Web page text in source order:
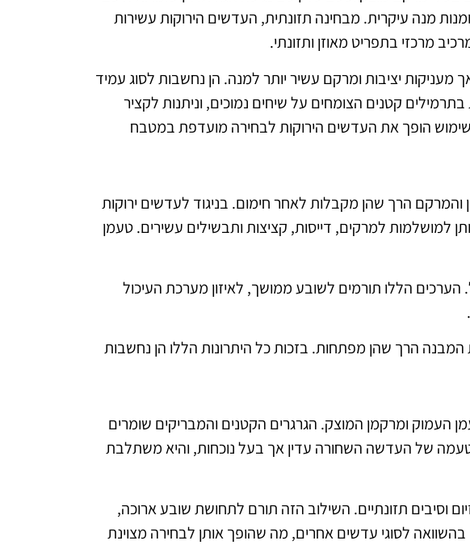
מנה עיקרית. מבחינה תזונתית, העדשים הירוקות עשירות
מעניקות יציבות ומרקם עשיר יותר למנה. הן נחשבות לסוג עמיד
קטנים הצומחים על שיחים נמוכים, וניתנות לקציר
שימוש הופך את העדשים הירוקות לבחירה מועדפת במטבח
הרך שהן מקבלות לאחר חימום. בניגוד לעדשים ירוקות
למושלמות למרקים, דייסות, קציצות ותבשילים עשירים. טעמן
הערכים הללו תורמים לשובע ממושך, לאיזון מערכת העיכול
הרך שהן מפתחות. בזכות כל היתרונות הללו הן נחשבות
העמוק ומרקמן המוצק. הגרגרים הקטנים והמבריקים שומרים
טעמה של העדשה השחורה עדין אך בעל נוכחות, והיא משתלבת
וסיבים תזונתיים. השילוב הזה תורם לתחושת שובע ארוכה,
לסוגי עדשים אחרים, מה שהופך אותן לבחירה מצוינת